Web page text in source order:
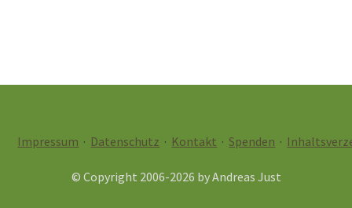
Impressum · Datenschutz · Kontakt ·Spenden ·
© Copyright 2006-2026 byAndreas Just